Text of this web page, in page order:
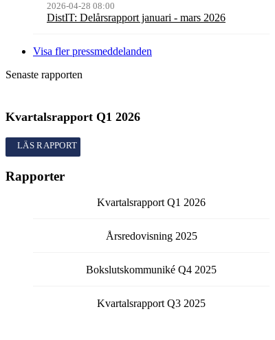
2026-04-28 08:00
DistIT: Delårsrapport januari - mars 2026
Visa fler pressmeddelanden
Senaste rapporten
Kvartalsrapport Q1 2026
Kvartalsrapport
Rapporter
Kvartalsrapport Q1 2026
Årsredovisning 2025
Bokslutskommuniké Q4 2025
Kvartalsrapport Q3 2025